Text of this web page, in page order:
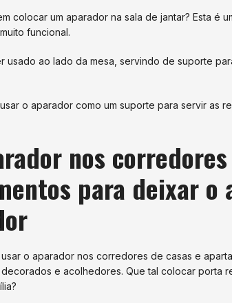
colocar um aparador na sala de jantar? Esta é
funcional.
usado ao lado da mesa, servindo de suporte
o aparador como um suporte para servir as
nos
para deixar o
o aparador nos corredores de casas e
decorados e acolhedores. Que tal colocar porta